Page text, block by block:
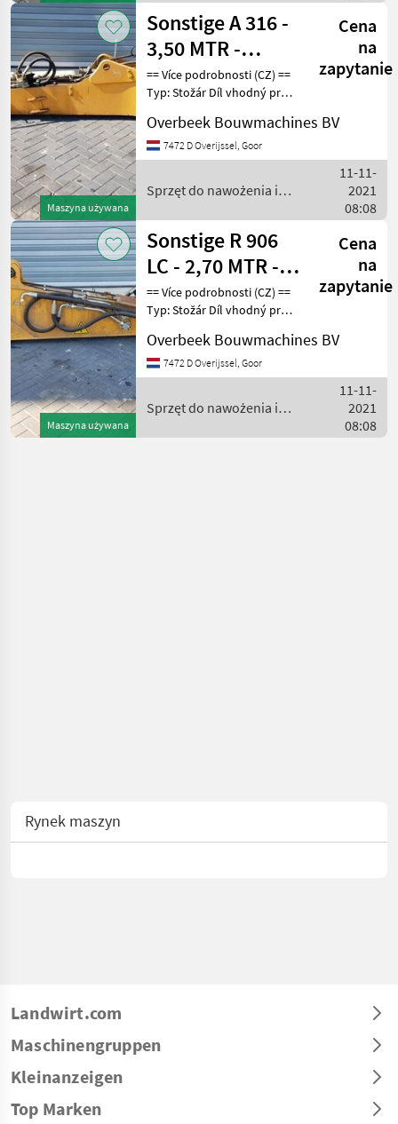
Maszyna używana
Sonstige A 316 -
3,50 MTR -
Dipperstick/Stiel/
Cena
na
zapytanie
== Více podrobnosti (CZ) ==
Typ: Stožár Díl vhodný pro:
konstrukce DPH/marže:
Odpočet DPH pro
podnikatele Sériové číslo:
Overbeek Bouwmachines BV
7472 D Overijssel, Goor
Sprzęt do nawożenia i
11-11-
2021
08:08
Maszyna używana
Sonstige R 906
LC - 2,70 MTR -
Dipperstick/Stiel/Lepelste
Cena
na
zapytanie
== Více podrobnosti (CZ) ==
Typ: Stožár Díl vhodný pro:
konstrukce DPH/marže:
Odpočet DPH pro
podnikatele Sériové číslo:
Overbeek Bouwmachines BV
7472 D Overijssel, Goor
Sprzęt do nawożenia i
11-11-
2021
08:08
Rynek maszyn
Landwirt.com
Maschinengruppen
Kleinanzeigen
Top Marken